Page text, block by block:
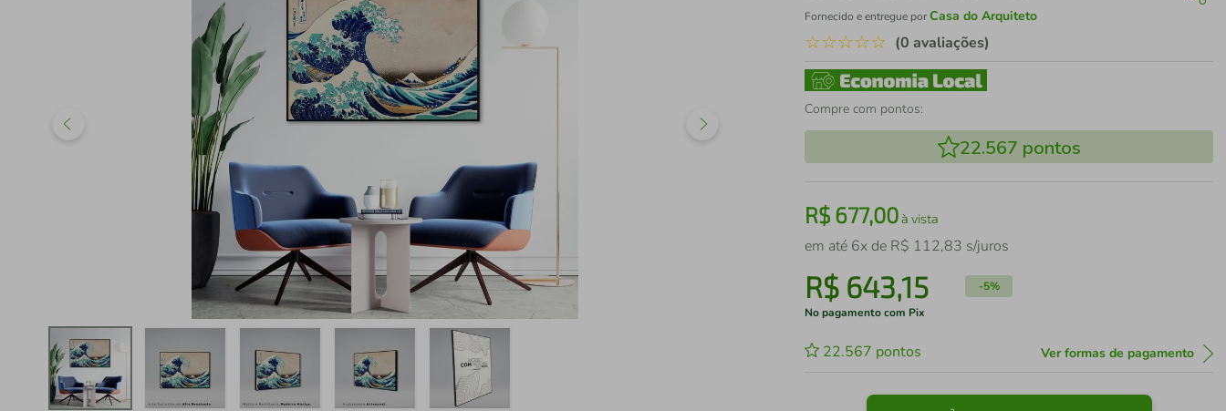
Fornecido e entregue porCasa do Arquiteto
☆☆☆☆☆ (0 avaliações)
Compre com pontos:
22.567 pontos
R$677,00à vista
em até 6x de R$ 112,83 s/juros
R$ 643,15 -5%
No pagamento com Pix
22.567 pontos Ver formas de pagamento
iphone